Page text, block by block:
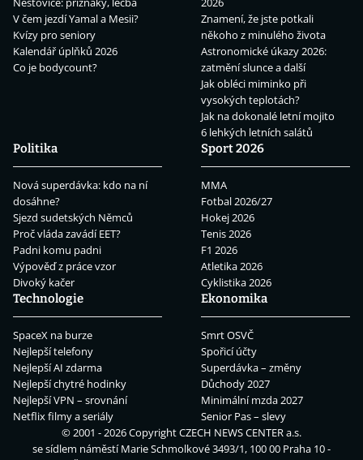
V čem jezdí Yamal a Mesii?
Kvízy pro seniory
Kalendář úplňků 2026
Co je bodycount?
Znamení, že jste potkali
někoho z minulého života
Astronomické úkazy 2026:
zatmění slunce a další
Jak obléci miminko při
vysokých teplotách?
Jak na dokonalé letní mojito
6 lehkých letních salátů
Politika
Nová superdávka: kdo na ní
dosáhne?
Sjezd sudetských Němců
Proč vláda zavádí EET?
Padni komu padni
Výpověď z práce vzor
Divoký kačer
Sport 2026
MMA
Fotbal 2026/27
Hokej 2026
Tenis 2026
F1 2026
Atletika 2026
Cyklistika 2026
Technologie
SpaceX na burze
Nejlepší telefony
Nejlepší AI zdarma
Nejlepší chytré hodinky
Nejlepší VPN – srovnání
Netflix filmy a seriály
Ekonomika
Smrt OSVČ
Spořicí účty
Superdávka – změny
Důchody 2027
Minimální mzda 2027
Senior Pas – slevy
© 2001 - 2026 CopyrightCZECH NEWS CENTER a.s.
se sídlem náměstí Marie Schmolkové 3493/1, 100 00 Praha 10 -